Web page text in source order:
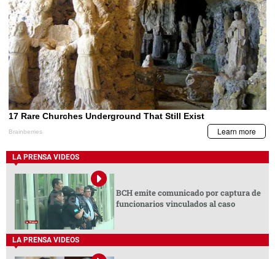
LA PRENSA VIDEOS
BCH emite comunicado por captura de
funcionarios vinculados al caso
LA PRENSA VIDEOS